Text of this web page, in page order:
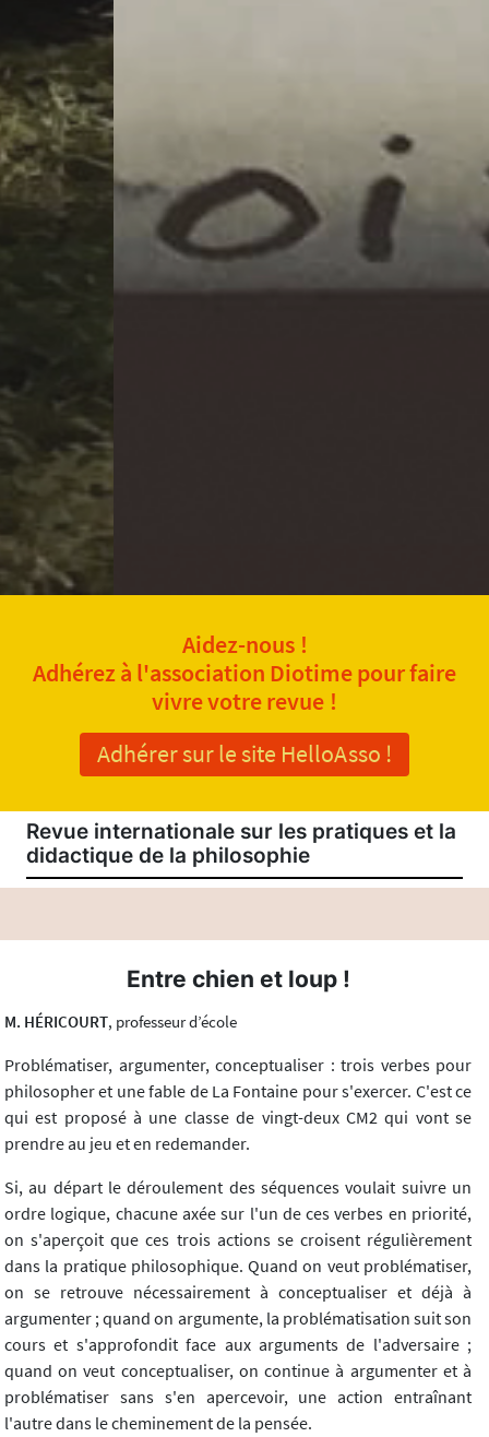
Aidez-nous !
Adhérez à l'association Diotime pour faire
vivre votre revue !
Adhérer sur le site HelloAsso !
Revue internationale sur les pratiques et la
didactique de la philosophie
Entre chien et loup !
M. HÉRICOURT, professeur d’école
Problématiser, argumenter, conceptualiser : trois verbes pour
philosopher et une fable de La Fontaine pour s'exercer. C'est ce
qui est proposé à une classe de vingt-deux CM2 qui vont se
prendre au jeu et en redemander.
Si, au départ le déroulement des séquences voulait suivre un
ordre logique, chacune axée sur l'un de ces verbes en priorité,
on s'aperçoit que ces trois actions se croisent régulièrement
dans la pratique philosophique. Quand on veut problématiser,
on se retrouve nécessairement à conceptualiser et déjà à
argumenter ; quand on argumente, la problématisation suit son
cours et s'approfondit face aux arguments de l'adversaire ;
quand on veut conceptualiser, on continue à argumenter et à
problématiser sans s'en apercevoir, une action entraînant
l'autre dans le cheminement de la pensée.